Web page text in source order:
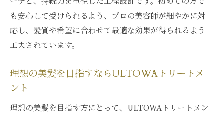
も安心して受けられるよう、プロの美容師が細やかに対
応し、髪質や希望に合わせて最適な効果が得られるよう
工夫されています。
理想の美髪を目指すならULTOWAトリートメ
ント
理想の美髪を目指す方にとって、ULTOWAトリートメン